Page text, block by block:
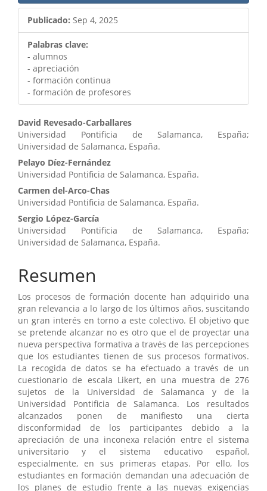
Publicado: Sep 4, 2025
Palabras clave:
- alumnos
- apreciación
- formación continua
- formación de profesores
Contenido
principal
del
artículo
David Revesado-Carballares
Universidad Pontificia de Salamanca, España;
Universidad de Salamanca, España.
Pelayo Díez-Fernández
Universidad Pontificia de Salamanca, España.
Carmen del-Arco-Chas
Universidad Pontificia de Salamanca, España.
Sergio López-García
Universidad Pontificia de Salamanca, España;
Universidad de Salamanca, España.
Resumen
Los procesos de formación docente han adquirido una
gran relevancia a lo largo de los últimos años, suscitando
un gran interés en torno a este colectivo. El objetivo que
se pretende alcanzar no es otro que el de proyectar una
nueva perspectiva formativa a través de las percepciones
que los estudiantes tienen de sus procesos formativos.
La recogida de datos se ha efectuado a través de un
cuestionario de escala Likert, en una muestra de 276
sujetos de la Universidad de Salamanca y de la
Universidad Pontificia de Salamanca. Los resultados
alcanzados ponen de manifiesto una cierta
disconformidad de los participantes debido a la
apreciación de una inconexa relación entre el sistema
universitario y el sistema educativo español,
especialmente, en sus primeras etapas. Por ello, los
estudiantes en formación demandan una adecuación de
los planes de estudio frente a las nuevas exigencias